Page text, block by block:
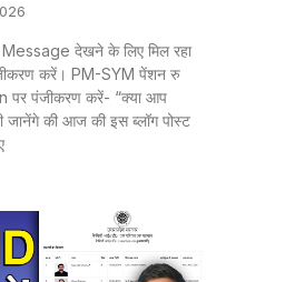
देखने के लिए मिल रहा
करें। PM-SYM पेंशन रु
पंजीकरण करें- “क्या आप
जानेंगे की आज की इस ब्लॉग पोस्ट